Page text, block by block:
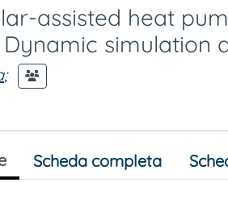
assisted heat
simulation
;
Scheda completa